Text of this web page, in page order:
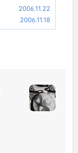
2006.11.22
2006.11.18